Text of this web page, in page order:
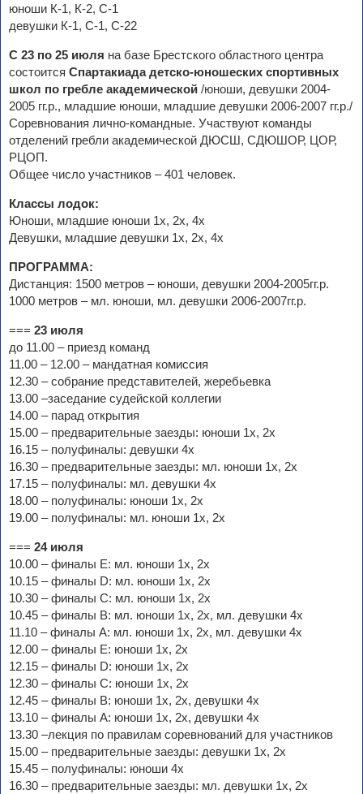
юноши К-1, К-2, С-1
девушки К-1, С-1, С-22
С 23 по 25 июля на базе Брестского областного центра
состоится Спартакиада детско-юношеских спортивных
школ по гребле академической /юноши, девушки 2004-
2005 гг.р., младшие юноши, младшие девушки 2006-2007 гг.р./
Соревнования лично-командные. Участвуют команды
отделений гребли академической ДЮСШ, СДЮШОР, ЦОР,
РЦОП.
Общее число участников – 401 человек.
Классы лодок:
Юноши, младшие юноши 1х, 2х, 4х
Девушки, младшие девушки 1х, 2х, 4х
ПРОГРАММА:
Дистанция: 1500 метров – юноши, девушки 2004-2005гг.р.
1000 метров – мл. юноши, мл. девушки 2006-2007гг.р.
=== 23 июля
до 11.00 – приезд команд
11.00 – 12.00 – мандатная комиссия
12.30 – собрание представителей, жеребьевка
13.00 –заседание судейской коллегии
14.00 – парад открытия
15.00 – предварительные заезды: юноши 1х, 2х
16.15 – полуфиналы: девушки 4х
16.30 – предварительные заезды: мл. юноши 1х, 2х
17.15 – полуфиналы: мл. девушки 4х
18.00 – полуфиналы: юноши 1х, 2х
19.00 – полуфиналы: мл. юноши 1х, 2х
=== 24 июля
10.00 – финалы E: мл. юноши 1х, 2х
10.15 – финалы D: мл. юноши 1х, 2х
10.30 – финалы C: мл. юноши 1х, 2х
10.45 – финалы B: мл. юноши 1х, 2х, мл. девушки 4х
11.10 – финалы A: мл. юноши 1х, 2х, мл. девушки 4х
12.00 – финалы E: юноши 1х, 2х
12.15 – финалы D: юноши 1х, 2х
12.30 – финалы C: юноши 1х, 2х
12.45 – финалы B: юноши 1х, 2х, девушки 4х
13.10 – финалы A: юноши 1х, 2х, девушки 4х
13.30 –лекция по правилам соревнований для участников
15.00 – предварительные заезды: девушки 1х, 2х
15.45 – полуфиналы: юноши 4х
16.30 – предварительные заезды: мл. девушки 1х, 2х